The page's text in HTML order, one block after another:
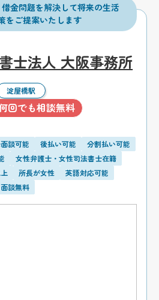
借金問題を解決して将来の生活
をご提案いたします
士法人 大阪事務所
淀屋橋駅
回でも相談無料
談可能 後払い可能
分割払い可能
女性弁護士・女性司法書士在籍
所長が女性
英語対応可能
談無料